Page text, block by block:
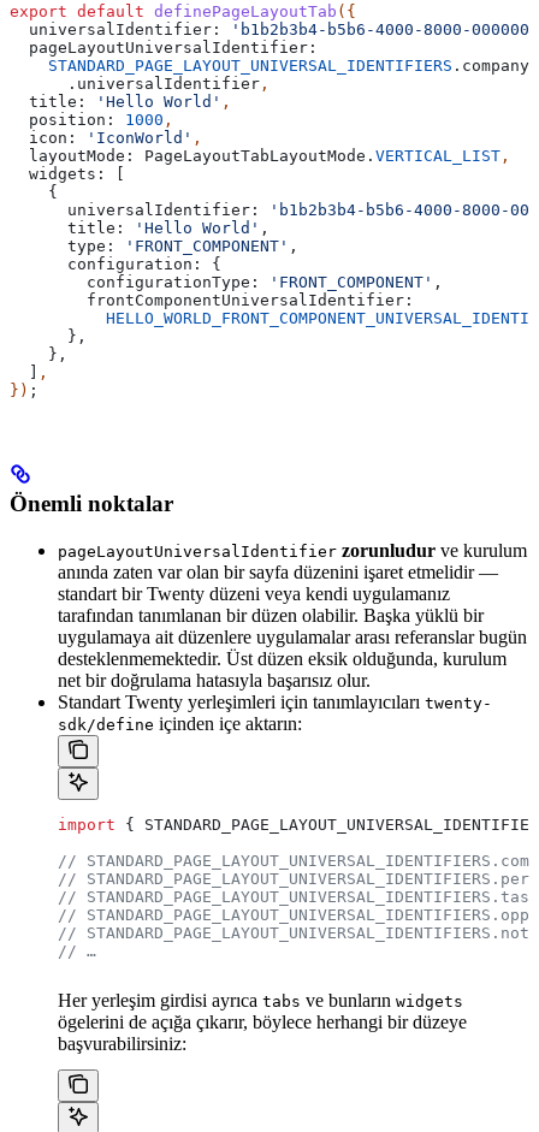
export default definePageLayoutTab ({
  universalIdentifier:
'b1b2b3b4-b5b6-4000-8000-
  pageLayoutUniversalIdentifier:
    STANDARD_PAGE_LAYOUT_UNIVERSAL_IDENTIFIERS
.
      .
universalIdentifier ,
  title:
'Hello World' ,
  position:
1000 ,
  icon:
'IconWorld' ,
  layoutMode:
PageLayoutTabLayoutMode . VERTICAL_LIST ,
  widgets:
[
    {
      universalIdentifier:
'b1b2b3b4-b5b6-4000-8000-
      title:
'Hello World' ,
      type:
'FRONT_COMPONENT' ,
      configuration:
{
        configurationType:
'FRONT_COMPONENT' ,
        frontComponentUniversalIdentifier:
      },
    },
  ]
,
}) ;
Önemli noktalar
pageLayoutUniversalIdentifier zorunludur ve kurulum
anında zaten var olan bir sayfa düzenini işaret etmelidir —
standart bir Twenty düzeni veya kendi uygulamanız
tarafından tanımlanan bir düzen olabilir. Başka yüklü bir
uygulamaya ait düzenlere uygulamalar arası referanslar bugün
desteklenmemektedir. Üst düzen eksik olduğunda, kurulum
net bir doğrulama hatasıyla başarısız olur.
Standart Twenty yerleşimleri için tanımlayıcıları twenty-
sdk/define içinden içe aktarın:
import {
//
//
//
//
//
// …
Her yerleşim girdisi ayrıca tabs ve bunların widgets
ögelerini de açığa çıkarır, böylece herhangi bir düzeye
başvurabilirsiniz: